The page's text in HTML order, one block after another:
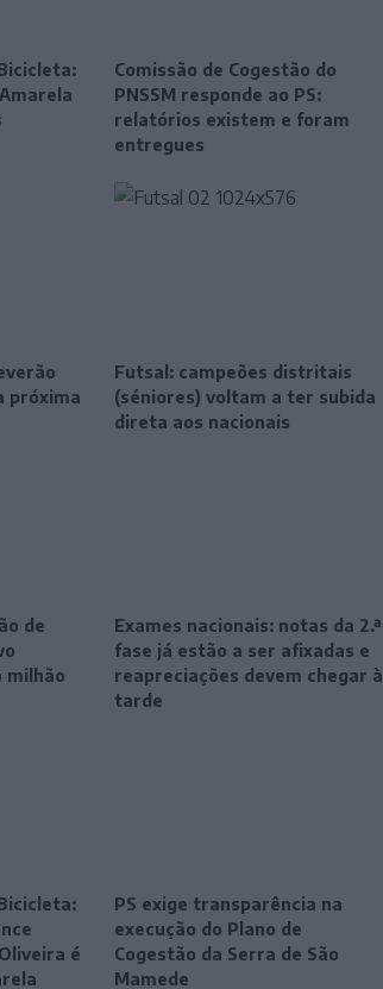
Comissão de Cogestão do
PNSSM responde ao PS:
relatórios existem e foram
entregues
próxima
Futsal: campeões distritais
(séniores) voltam a ter subida
direta aos nacionais
de
milhão
Exames nacionais: notas da 2.ª
fase já estão a ser afixadas e
reapreciações devem chegar à
tarde
é
PS exige transparência na
execução do Plano de
Cogestão da Serra de São
Mamede